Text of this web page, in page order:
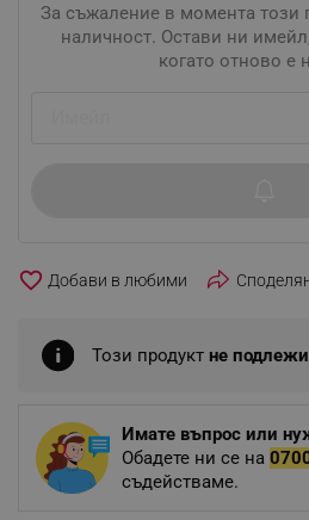
За съжаление в момента този
наличност. Остави ни
когато отново е
favorite_border
Този продукт не подлежи
Имате въпрос или
Обадете ни се на
съдействаме.